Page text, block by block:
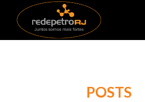
POSTS